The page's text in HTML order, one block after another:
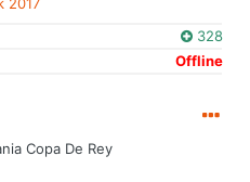
2017
328
Offline
Copa De Rey